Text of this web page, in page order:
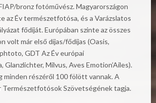
bronz fotóművész. Magyarországon
az Év természetfotósa, és a Varázslatos
fődíját. Európában szinte az összes
volt már első díjas/fődíjas (Oasis,
GDT Az Év európai
Milvus, Aves Emotion’Ailes).
minden részéről 100 fölött vannak. A
Szövetségének tagja.